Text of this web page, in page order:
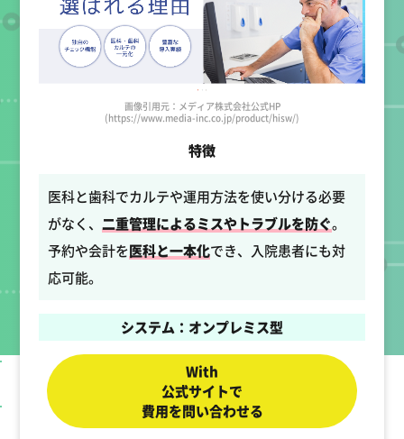
画像引用元：メディア株式会社公式HP
(https://www.media-inc.co.jp/product/hisw/)
特徴
医科と歯科でカルテや運用方法を使い分ける必要
がなく、 二重管理によるミスやトラブルを防ぐ。
予約や会計を医科と一本化でき、入院患者にも対
応可能。
システム：オンプレミス型
With
公式サイトで
費用を問い合わせる